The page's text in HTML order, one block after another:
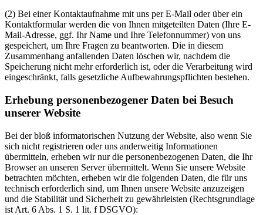
(2) Bei einer Kontaktaufnahme mit uns per E-Mail oder über ein
Kontaktformular werden die von Ihnen mitgeteilten Daten (Ihre E-
Mail-Adresse, ggf. Ihr Name und Ihre Telefonnummer) von uns
gespeichert, um Ihre Fragen zu beantworten. Die in diesem
Zusammenhang anfallenden Daten löschen wir, nachdem die
Speicherung nicht mehr erforderlich ist, oder die Verarbeitung wird
eingeschränkt, falls gesetzliche Aufbewahrungspflichten bestehen.
Erhebung personenbezogener Daten bei Besuch
unserer Website
Bei der bloß informatorischen Nutzung der Website, also wenn Sie
sich nicht registrieren oder uns anderweitig Informationen
übermitteln, erheben wir nur die personenbezogenen Daten, die Ihr
Browser an unseren Server übermittelt. Wenn Sie unsere Website
betrachten möchten, erheben wir die folgenden Daten, die für uns
technisch erforderlich sind, um Ihnen unsere Website anzuzeigen
und die Stabilität und Sicherheit zu gewährleisten (Rechtsgrundlage
ist Art. 6 Abs. 1 S. 1 lit. f DSGVO):